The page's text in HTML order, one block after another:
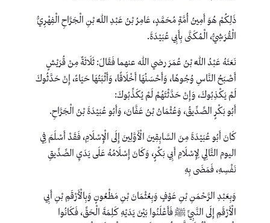
ذَلِكُمْ هُوَ أَمِينُ أُمَّةٍ مُحَمَّدٍ، عَامِرُ بْنُ عَبْدِ اللَّهِ بْنِ الْجَرَّاحِ الْفِهْرِيُّ
الْقُرَشِيُّ، الْمُكَنَّى بِأَبِي عُبَيْدَةَ.
نَعَتَهُ عَبْدُ اللَّهِ بْنُ عُمَرَ رضي الله عنهما فَقَالَ: ثَلَاثَةٌ مِنْ قُرَيْشٍ
أَصْبَحُ النَّاسِ وُجُوهًا، وَأَحْسَنُهَا أَخْلَاقًا، وَأَثْبَتُهَا حَيَاءً، إِنْ حَدَّثُوكَ
لَمْ يَكْذِبُوكَ، وَإِنْ حَدَّثْتَهُمْ لَمْ يُكَذِّبُوكَ:
أَبُو بَكْرٍ الصِّدِّيقُ، وَعُثْمَانُ بْنُ عَفَّانَ، وَأَبُو عُبَيْدَةَ بْنُ الْجَرَّاحِ.
كَانَ أَبُو عُبَيْدَةَ مِنَ السَّابِقِينَ الْأَوَّلِينَ إِلَى الْإِسْلَامِ، فَقَدْ أَسْلَمَ فِي
اليوم التَّالِي لِإِسْلَامِ أَبِي بَكْرٍ، وَكَانَ إِسْلَامُهُ عَلَى يَدَيِ الصِّدِّيقِ
نَفْسِهِ، فَمَضَى بِهِ
وَبِعَبْدِ الرَّحْمَنِ بْنِ عَوْفٍ وَبِعُثْمَانَ بْنِ مَظْعُونٍ وَبِالْأَرْقَمِ بْنِ أَبِي
الْأَرْقَمِ إِلَى النَّبِيِّ ﷺ فَأَعْلَنُوا بَيْنَ يَدَيْهِ كَلِمَةَ الْحَقِّ، فَكَانُوا